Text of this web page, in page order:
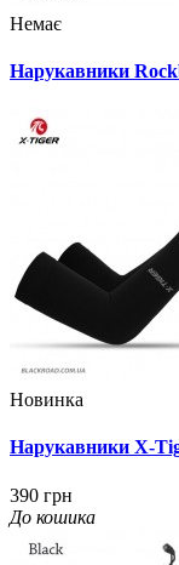
Немає
Нарукавники
Новинка
Нарукавники X-
390 грн
До кошика